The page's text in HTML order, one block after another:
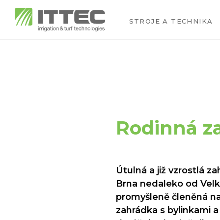
STROJE A TECHNIKA
Rodinná
Útulná a již vzrostlá
Brna nedaleko od
promyšleně členěná
zahrádka s bylinkami